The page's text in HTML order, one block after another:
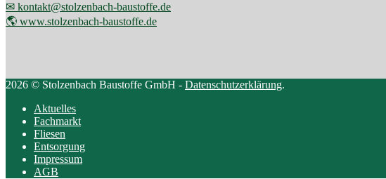
✉ kontakt@stolzenbach-baustoffe.de
🌎 www.stolzenbach-baustoffe.de
2026 © Stolzenbach Baustoffe GmbH - Datenschutzerklärung.
Aktuelles
Fachmarkt
Fliesen
Entsorgung
Impressum
AGB